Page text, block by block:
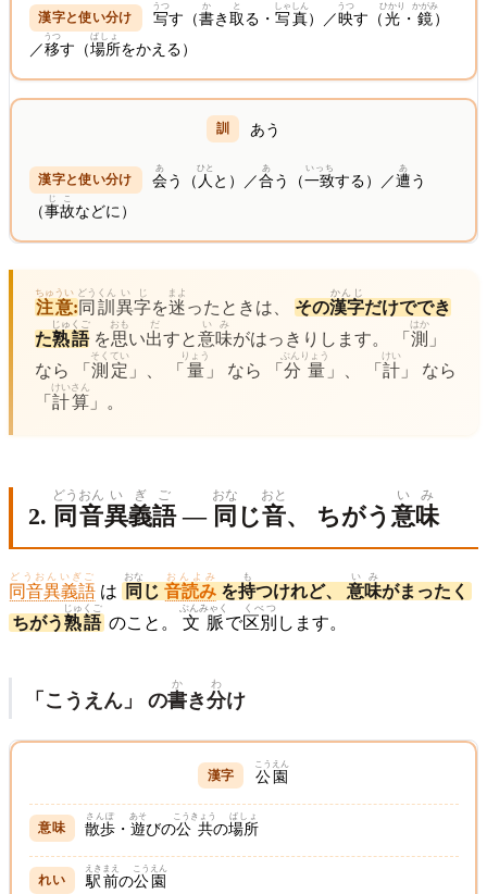
写
うつ
す（書
か
き取
と
る・写真
しゃしん
）／映
うつ
す（ 光
ひかり
・ 鏡
かがみ
）
／移
うつ
す（場所
ばしょ
をかえる）
あう
会
あ
う（ 人
ひと
と）／合
あ
う（一致
いっち
する）／遭
あ
う
（事故
じこ
などに）
注意
ちゅうい
:同
どう
訓
くん
異字
いじ
を迷
まよ
ったときは、 その漢字
かんじ
だけででき
た熟語
じゅくご
を思
おも
い出
だ
すと意味
いみ
がはっきりします。 「 測
はか
」
なら 「 測定
そくてい
」、 「 量
りょう
」 なら 「 分量
ぶんりょう
」、 「 計
けい
」 なら
「 計算
けいさん
」。
2. 同音
どうおん
異義
いぎ
語
ご
— 同
おな
じ音
おと
、 ちがう 意味
いみ
同音異義語
どうおんいぎご
は 同
おな
じ 音読み
おんよみ
を持
も
つけれど、 意味
いみ
がまったく
ちがう熟語
じゅくご
のこと。 文脈
ぶんみゃく
で区別
くべつ
します。
「こうえん」 の書
か
き分
わ
け
公園
こうえん
散歩
さんぽ
・遊
あそ
びの公共
こうきょう
の場所
ばしょ
駅前
えきまえ
の公園
こうえん